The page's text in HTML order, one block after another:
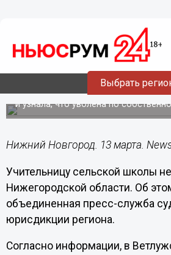
Выбрать
13.03.202014:13
Нижегородскую
по поддельному
Учительница физкультуры вышла из
и узнала, что уволена по
Нижний Новгород. 13 марта.
Учительницу сельской школы
Нижегородской области. Об
объединенная пресс-служба
юрисдикции региона.
Согласно информации, в